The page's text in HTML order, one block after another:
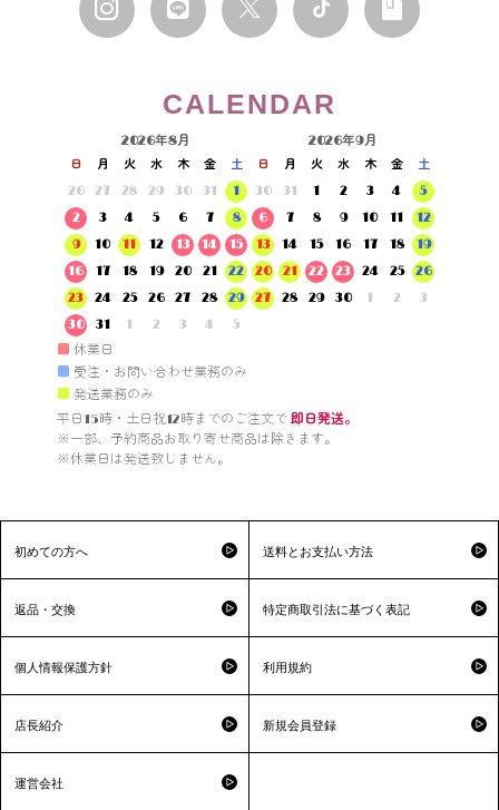
CALENDAR
2026年8月
日 月 火 水 木 金
土
26
27 28 29 30 31
1
2
3 4 5 6 7
8
9
10 11 12 13 14
15
16
17 18 19 20 21
22
23
24 25 26 27 28
29
30
31 1 2 3 4 5
2026年9月
日 月 火 水 木 金
土
30
31 1 2 3 4
5
6
7 8 9 10 11
12
13
14 15 16 17 18
19
20
21 22 23 24 25
26
27
28 29 30 1 2 3
■ 休業日
■ 受注・お問い合わせ業務のみ
■ 発送業務のみ
平日15時・土日祝12時までのご注文で 即日発送。
※一部、予約商品お取り寄せ商品は除きます。
※休業日は発送致しません。
初めての方へ 送料とお支払い方法
返品・交換 特定商取引法に基づく表記
個人情報保護方針 利用規約
店長紹介 新規会員登録
運営会社